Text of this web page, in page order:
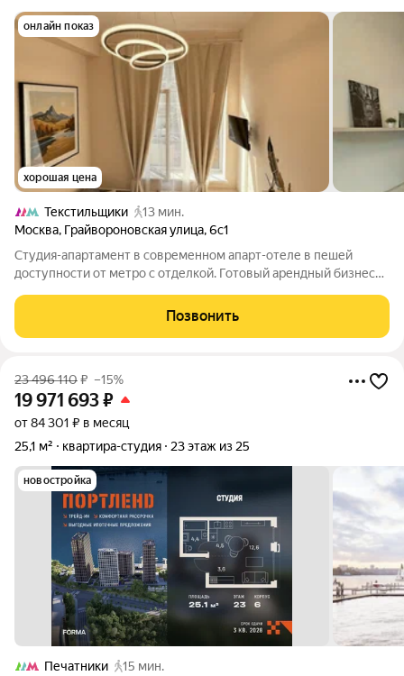
онлайн показ
хорошая цена
Текстильщики
13 мин.
Москва, Грайвороновская улица,6с1
Студия-апартамент в современном апарт-отеле в пешей
доступности от метро с отделкой. Готовый арендный бизнес
инвесторов. Возможно сдавать студию самостоятельно или
через управляющую компанию отеля
Позвонить
23 496 110₽ –15%
19 971 693₽
от 84 301 ₽ в месяц
25,1 м²
квартира-студия 23 этаж из 25
новостройка
Печатники
15 мин.